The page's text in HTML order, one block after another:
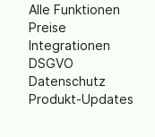
Alle Funktionen
Preise
Integrationen
DSGVO
Datenschutz
Produkt-Updates